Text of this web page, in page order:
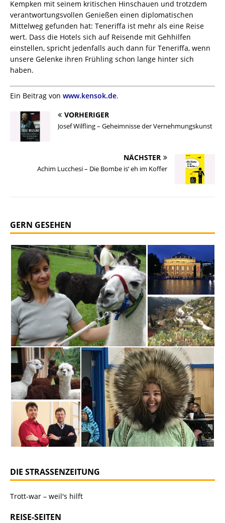
Kempken mit seinem kritischen Hinschauen und trotzdem
verantwortungsvollen Genießen einen diplomatischen
Mittelweg gefunden hat: Teneriffa ist mehr als eine Reise
wert. Dass die Hotels sich auf Reisende mit Gehhilfen
einstellen, spricht jedenfalls auch dann für Teneriffa, wenn
unsere Gelenke ihren Frühling schon lange hinter sich
haben.
Ein Beitrag von www.kensok.de.
VORHERIGER
Josef Wilfling – Geheimnisse der Vernehmungskunst
NÄCHSTER
Achim Lucchesi – Die Bombe is‘ eh im Koffer
GERN GESEHEN
DIE STRASSENZEITUNG
Trott-war – weil's hilft
REISE-SEITEN